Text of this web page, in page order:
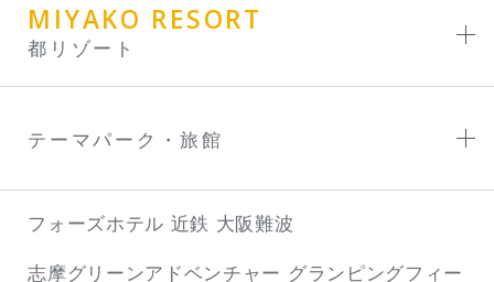
MIYAKO RESORT
都リゾート
テーマパーク・旅館
フォーズホテル 近鉄 大阪難波
志摩グリーンアドベンチャー グランピングフィー